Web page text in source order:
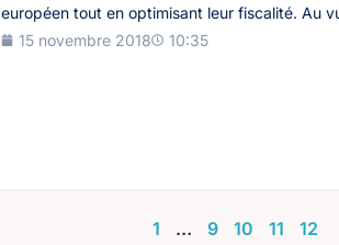
européen tout en optimisant leur fiscalité. Au
15 novembre 2018
10:35
1 … 9 10 11 12